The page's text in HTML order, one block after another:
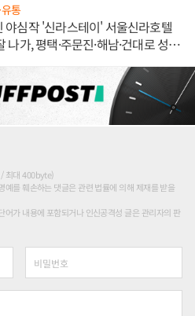
통
야심작 '신라스테이' 서울신라호텔
나가, 평택·주문진·해남·건대로 성
최대 400byte)
예를 훼손하는 댓글은 관련 법률에 의해 제재를 받을
어가 내용에 포함되거나 인신공격성 글은 관리자의 판